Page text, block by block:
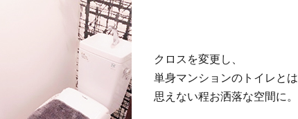
クロスを変更し、
単身マンションのトイレとは
思えない程お洒落な空間に。